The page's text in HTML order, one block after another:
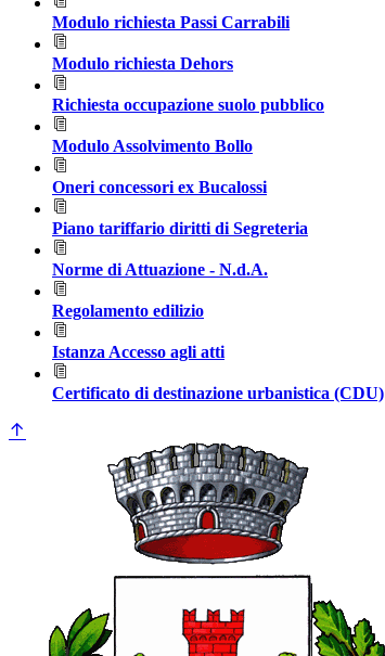
Modulo richiesta Passi Carrabili
Modulo richiesta Dehors
Richiesta occupazione suolo pubblico
Modulo Assolvimento Bollo
Oneri concessori ex Bucalossi
Piano tariffario diritti di Segreteria
Norme di Attuazione - N.d.A.
Regolamento edilizio
Istanza Accesso agli atti
Certificato di destinazione urbanistica (CDU)